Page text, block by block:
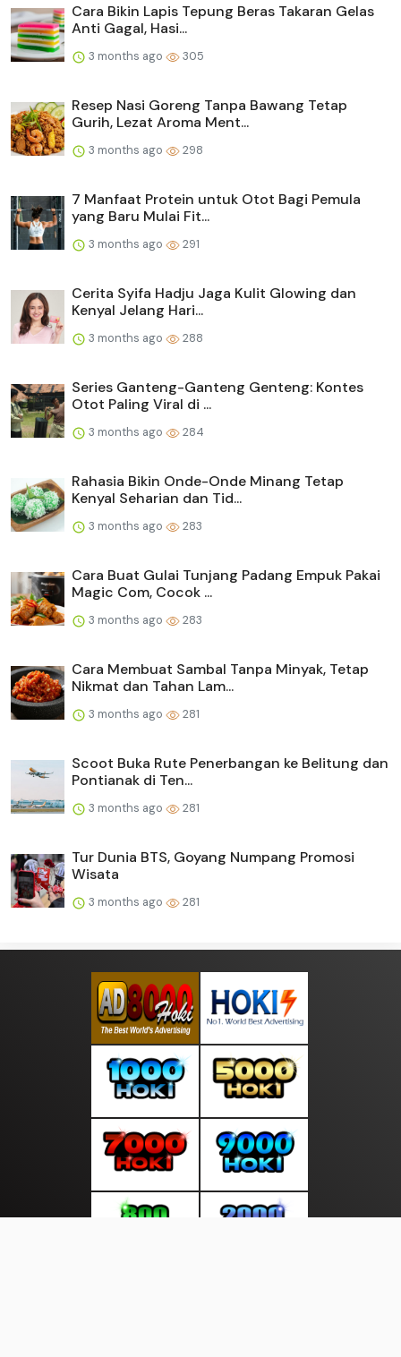
Cara Bikin Lapis Tepung Beras Takaran Gelas
Anti Gagal, Hasi...
3 months ago 305
Resep Nasi Goreng Tanpa Bawang Tetap
Gurih, Lezat Aroma Ment...
3 months ago 298
7 Manfaat Protein untuk Otot Bagi Pemula
yang Baru Mulai Fit...
3 months ago 291
Cerita Syifa Hadju Jaga Kulit Glowing dan
Kenyal Jelang Hari...
3 months ago 288
Series Ganteng-Ganteng Genteng: Kontes
Otot Paling Viral di ...
3 months ago 284
Rahasia Bikin Onde-Onde Minang Tetap
Kenyal Seharian dan Tid...
3 months ago 283
Cara Buat Gulai Tunjang Padang Empuk Pakai
Magic Com, Cocok ...
3 months ago 283
Cara Membuat Sambal Tanpa Minyak, Tetap
Nikmat dan Tahan Lam...
3 months ago 281
Scoot Buka Rute Penerbangan ke Belitung dan
Pontianak di Ten...
3 months ago 281
Tur Dunia BTS, Goyang Numpang Promosi
Wisata
3 months ago 281